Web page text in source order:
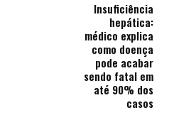
Insuficiência
hepática:
médico explica
como doença
pode acabar
sendo fatal em
até 90% dos
casos